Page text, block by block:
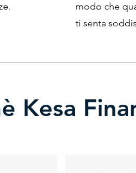
modo che
ti senta
Kesa